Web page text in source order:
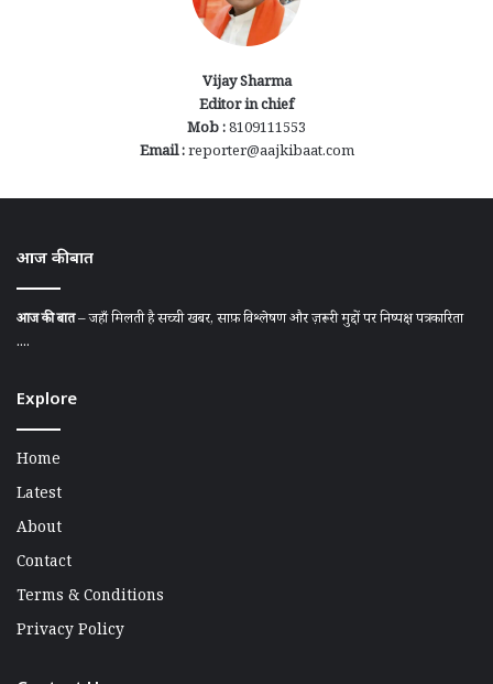
Vijay Sharma
Editor in chief
Mob :8109111553
Email :reporter@aajkibaat.com
आज की बात
आज की बात– जहाँ मिलती है सच्ची खबर, साफ़ विश्लेषण और ज़रूरी मुद्दों पर निष्पक्ष पत्रकारिता
....
Explore
Home
Latest
About
Contact
Terms & Conditions
Privacy Policy